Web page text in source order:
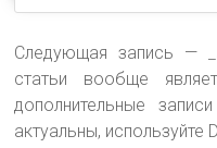
Следующая запись —
статьи вообще
дополнительные
актуальны, используйте